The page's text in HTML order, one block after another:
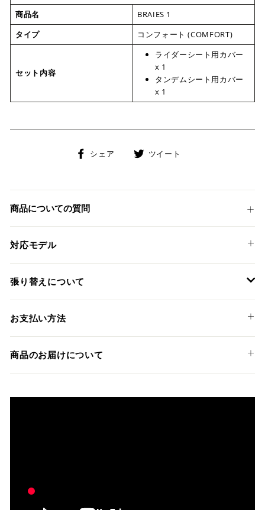
商品名
BRAIES 1
タイプ
コンフォート (COMFORT)
セット内容
ライダーシート用カバー
x 1
タンデムシート用カバー
x 1
シェア
Facebook
ェ
る
ツイート
稿
商品についての質問
対応モデル
HONDA
CB650R '19-22
張り替えについて
装着には専門知識のあるディーラーやショップでの作業を推
を承っております。
お支払い方法
クレジットカード
商品のお届けについて
す。